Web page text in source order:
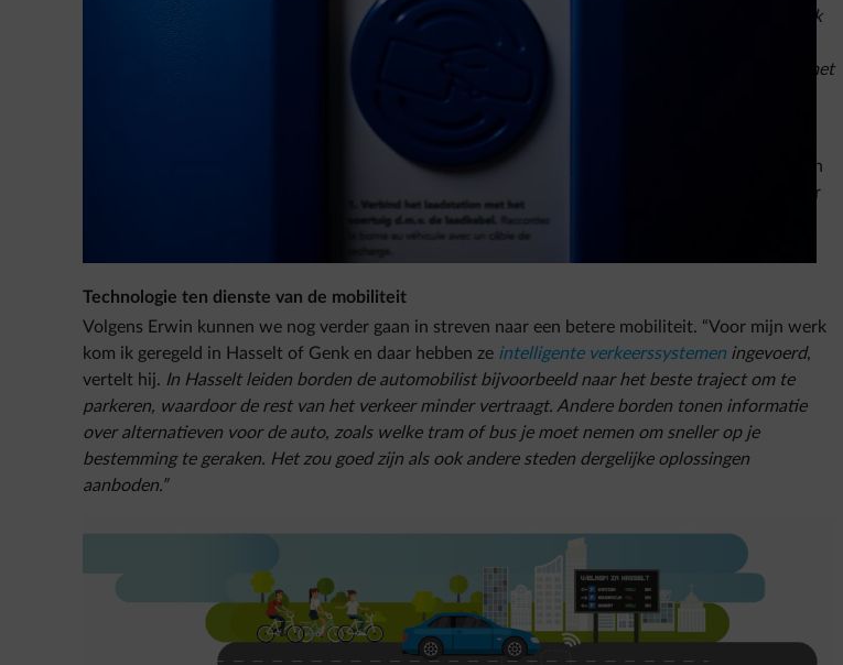
station. Ik heb geluk: dat is maar een kilometer of 5 van waar ik woon”
“Daar neem ik
In Brussel rijd ik met een elektrische deelstep tot op kantoor”,
vervolgt Erwin. Van deur tot deur kost me dat tussen 1 en 1 uur 10. Doe me dat maar eens na met
Een dergelijke multimodale aanpak waarbij wordt gebruikgemaakt van openbaar vervoer,
deelvoertuigen (auto, step of fiets) en zachte mobiliteit zal in de toekomst onvermijdelijk worden
als we het mobiliteitsprobleem willen oplossen. In Brussel staat een automobilist jaarlijks 58 uur
in de file. Die verloren tijd kost ons 8 miljoen euro maar ook heel wat verloren uren voor ons
Technologie ten dienste van de mobiliteit
Volgens Erwin kunnen we nog verder gaan in streven naar een betere mobiliteit. “Voor mijn werk
kom ik geregeld in Hasselt of Genk en daar hebben ze intelligente verkeerssystemen ingevoerd,
vertelt hij. In Hasselt leiden borden de automobilist bijvoorbeeld naar het beste traject om te
parkeren, waardoor de rest van het verkeer minder vertraagt. Andere borden tonen informatie
over alternatieven voor de auto, zoals welke tram of bus je moet nemen om sneller op je
bestemming te geraken. Het zou goed zijn als ook andere steden dergelijke oplossingen
aanboden.”